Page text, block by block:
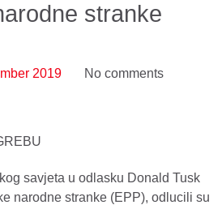
stranke
2019
No comments
savjeta u odlasku Donald Tusk
narodne stranke (EPP), odlucili su